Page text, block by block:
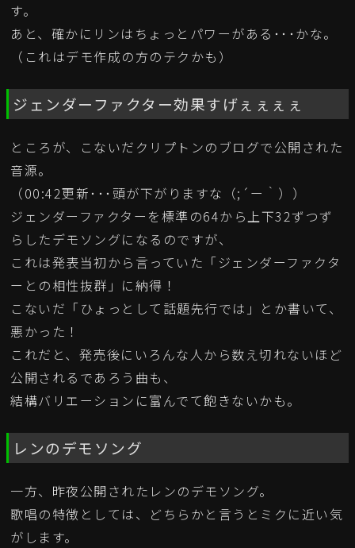
す。
あと、確かにリンはちょっとパワーがある･･･かな。
（これはデモ作成の方のテクかも）
ジェンダーファクター効果すげぇぇぇぇ
ところが、こないだクリプトンのブログで公開された
音源。
（00:42更新･･･頭が下がりますな（;´ー｀））
ジェンダーファクターを標準の64から上下32ずつず
らしたデモソングになるのですが、
これは発表当初から言っていた「ジェンダーファクタ
ーとの相性抜群」に納得！
こないだ「ひょっとして話題先行では」とか書いて、
悪かった！
これだと、発売後にいろんな人から数え切れないほど
公開されるであろう曲も、
結構バリエーションに富んでて飽きないかも。
レンのデモソング
一方、昨夜公開されたレンのデモソング。
歌唱の特徴としては、どちらかと言うとミクに近い気
がします。